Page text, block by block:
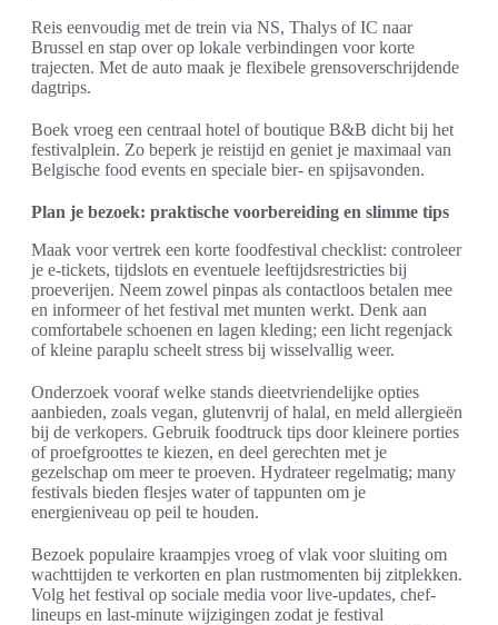
Reis eenvoudig met de trein via NS, Thalys of IC naar
Brussel en stap over op lokale verbindingen voor korte
trajecten. Met de auto maak je flexibele grensoverschrijdende
dagtrips.
Boek vroeg een centraal hotel of boutique B&B dicht bij het
festivalplein. Zo beperk je reistijd en geniet je maximaal van
Belgische food events en speciale bier- en spijsavonden.
Plan je bezoek: praktische voorbereiding en slimme tips
Maak voor vertrek een korte foodfestival checklist: controleer
je e-tickets, tijdslots en eventuele leeftijdsrestricties bij
proeverijen. Neem zowel pinpas als contactloos betalen mee
en informeer of het festival met munten werkt. Denk aan
comfortabele schoenen en lagen kleding; een licht regenjack
of kleine paraplu scheelt stress bij wisselvallig weer.
Onderzoek vooraf welke stands dieetvriendelijke opties
aanbieden, zoals vegan, glutenvrij of halal, en meld allergieën
bij de verkopers. Gebruik foodtruck tips door kleinere porties
of proefgroottes te kiezen, en deel gerechten met je
gezelschap om meer te proeven. Hydrateer regelmatig; many
festivals bieden flesjes water of tappunten om je
energieniveau op peil te houden.
Bezoek populaire kraampjes vroeg of vlak voor sluiting om
wachttijden te verkorten en plan rustmomenten bij zitplekken.
Volg het festival op sociale media voor live-updates, chef-
lineups en last-minute wijzigingen zodat je festival